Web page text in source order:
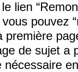
lien
pouvez
première
de sujet a
nécessaire